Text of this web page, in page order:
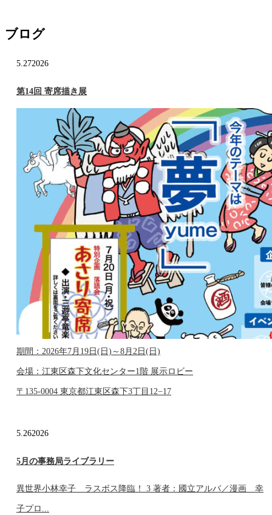
ブログ
5.272026
第14回 寄席描き展
期間：2026年7月19日(日)～8月2日(日)
会場：江東区森下文化センター1階 展示ロビー
〒135-0004 東京都江東区森下3丁目12−17
5.262026
5月の事務局ライブラリー
異世界小林幸子 ラスボス降臨！ 3 著者：國立アルバ／漫画 幸
子プロ...